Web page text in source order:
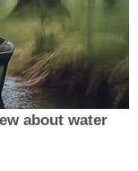
about water